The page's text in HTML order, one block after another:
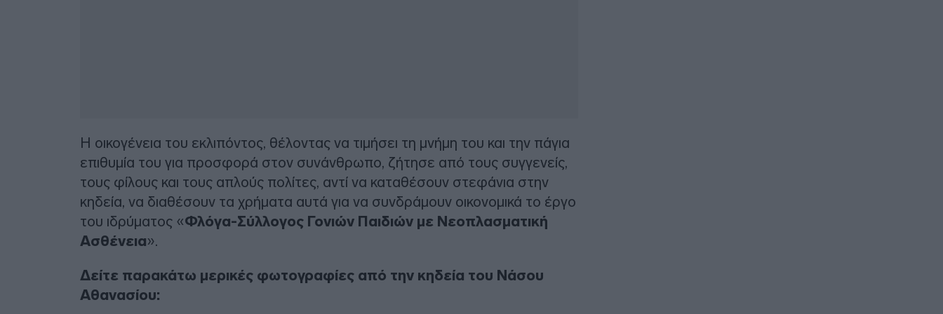
Η οικογένεια του εκλιπόντος, θέλοντας να τιμήσει τη μνήμη του και την πάγια
επιθυμία του για προσφορά στον συνάνθρωπο, ζήτησε από τους συγγενείς,
τους φίλους και τους απλούς πολίτες, αντί να καταθέσουν στεφάνια στην
κηδεία, να διαθέσουν τα χρήματα αυτά για να συνδράμουν οικονομικά το έργο
του ιδρύματος «Φλόγα-Σύλλογος Γονιών Παιδιών με Νεοπλασματική
Ασθένεια».
Δείτε παρακάτω μερικές φωτογραφίες από την κηδεία του Νάσου
Αθανασίου: